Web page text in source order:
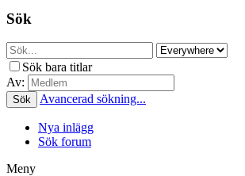
Sök
Sök bara titlar
Av:
Sök Avancerad sökning...
Nya inlägg
Sök forum
Meny